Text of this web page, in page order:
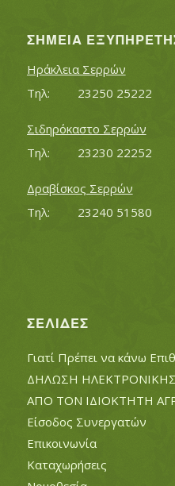
ΣΗΜΕΊΑ
Ηράκλεια Σερρών
Τηλ:		23250 25222
Σιδηρόκαστο Σερρών
Τηλ:		23230 22252
Δραβίσκος Σερρών
Τηλ:		23240 51580
ΣΕΛΊΔΕΣ
Γιατί Πρέπει να κάνω
ΔΗΛΩΣΗ
ΑΠΟ ΤΟΝ ΙΔΙΟΚΤΗΤΗ
Είσοδος Συνεργατών
Επικοινωνία
Καταχωρήσεις